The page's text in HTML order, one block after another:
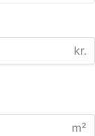
kr.
m²